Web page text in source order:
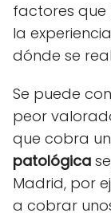
factores que
la
dónde se
Se puede
peor
que cobra un
patológica
Madrid, por
a cobrar